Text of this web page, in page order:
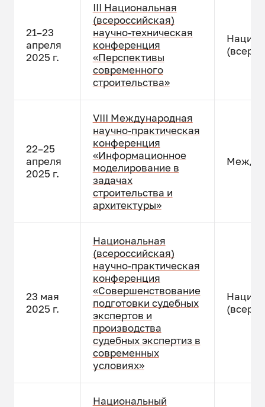
21–23
апреля
2025 г.
III Национальная
(всероссийская)
научно-техническая
конференция
«Перспективы
современного
строительства»
22–25
апреля
2025 г.
VIII Международная
научно-практическая
конференция
«Информационное
моделирование в
задачах
строительства и
архитектуры»
23 мая
2025 г.
Национальная
(всероссийская)
научно-практическая
конференция
«Совершенствование
подготовки судебных
экспертов и
производства
судебных экспертиз в
современных
условиях»
Национальный